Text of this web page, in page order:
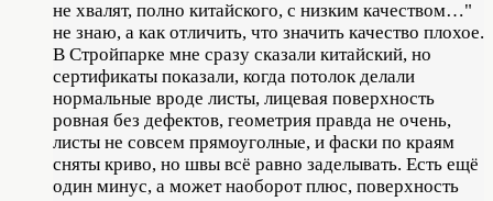
не хвалят, полно китайского, с низким качеством…"
не знаю, а как отличить, что значить качество плохое.
В Стройпарке мне сразу сказали китайский, но
сертификаты показали, когда потолок делали
нормальные вроде листы, лицевая поверхность
ровная без дефектов, геометрия правда не очень,
листы не совсем прямоуголные, и фаски по краям
сняты криво, но швы всё равно заделывать. Есть ещё
один минус, а может наоборот плюс, поверхность